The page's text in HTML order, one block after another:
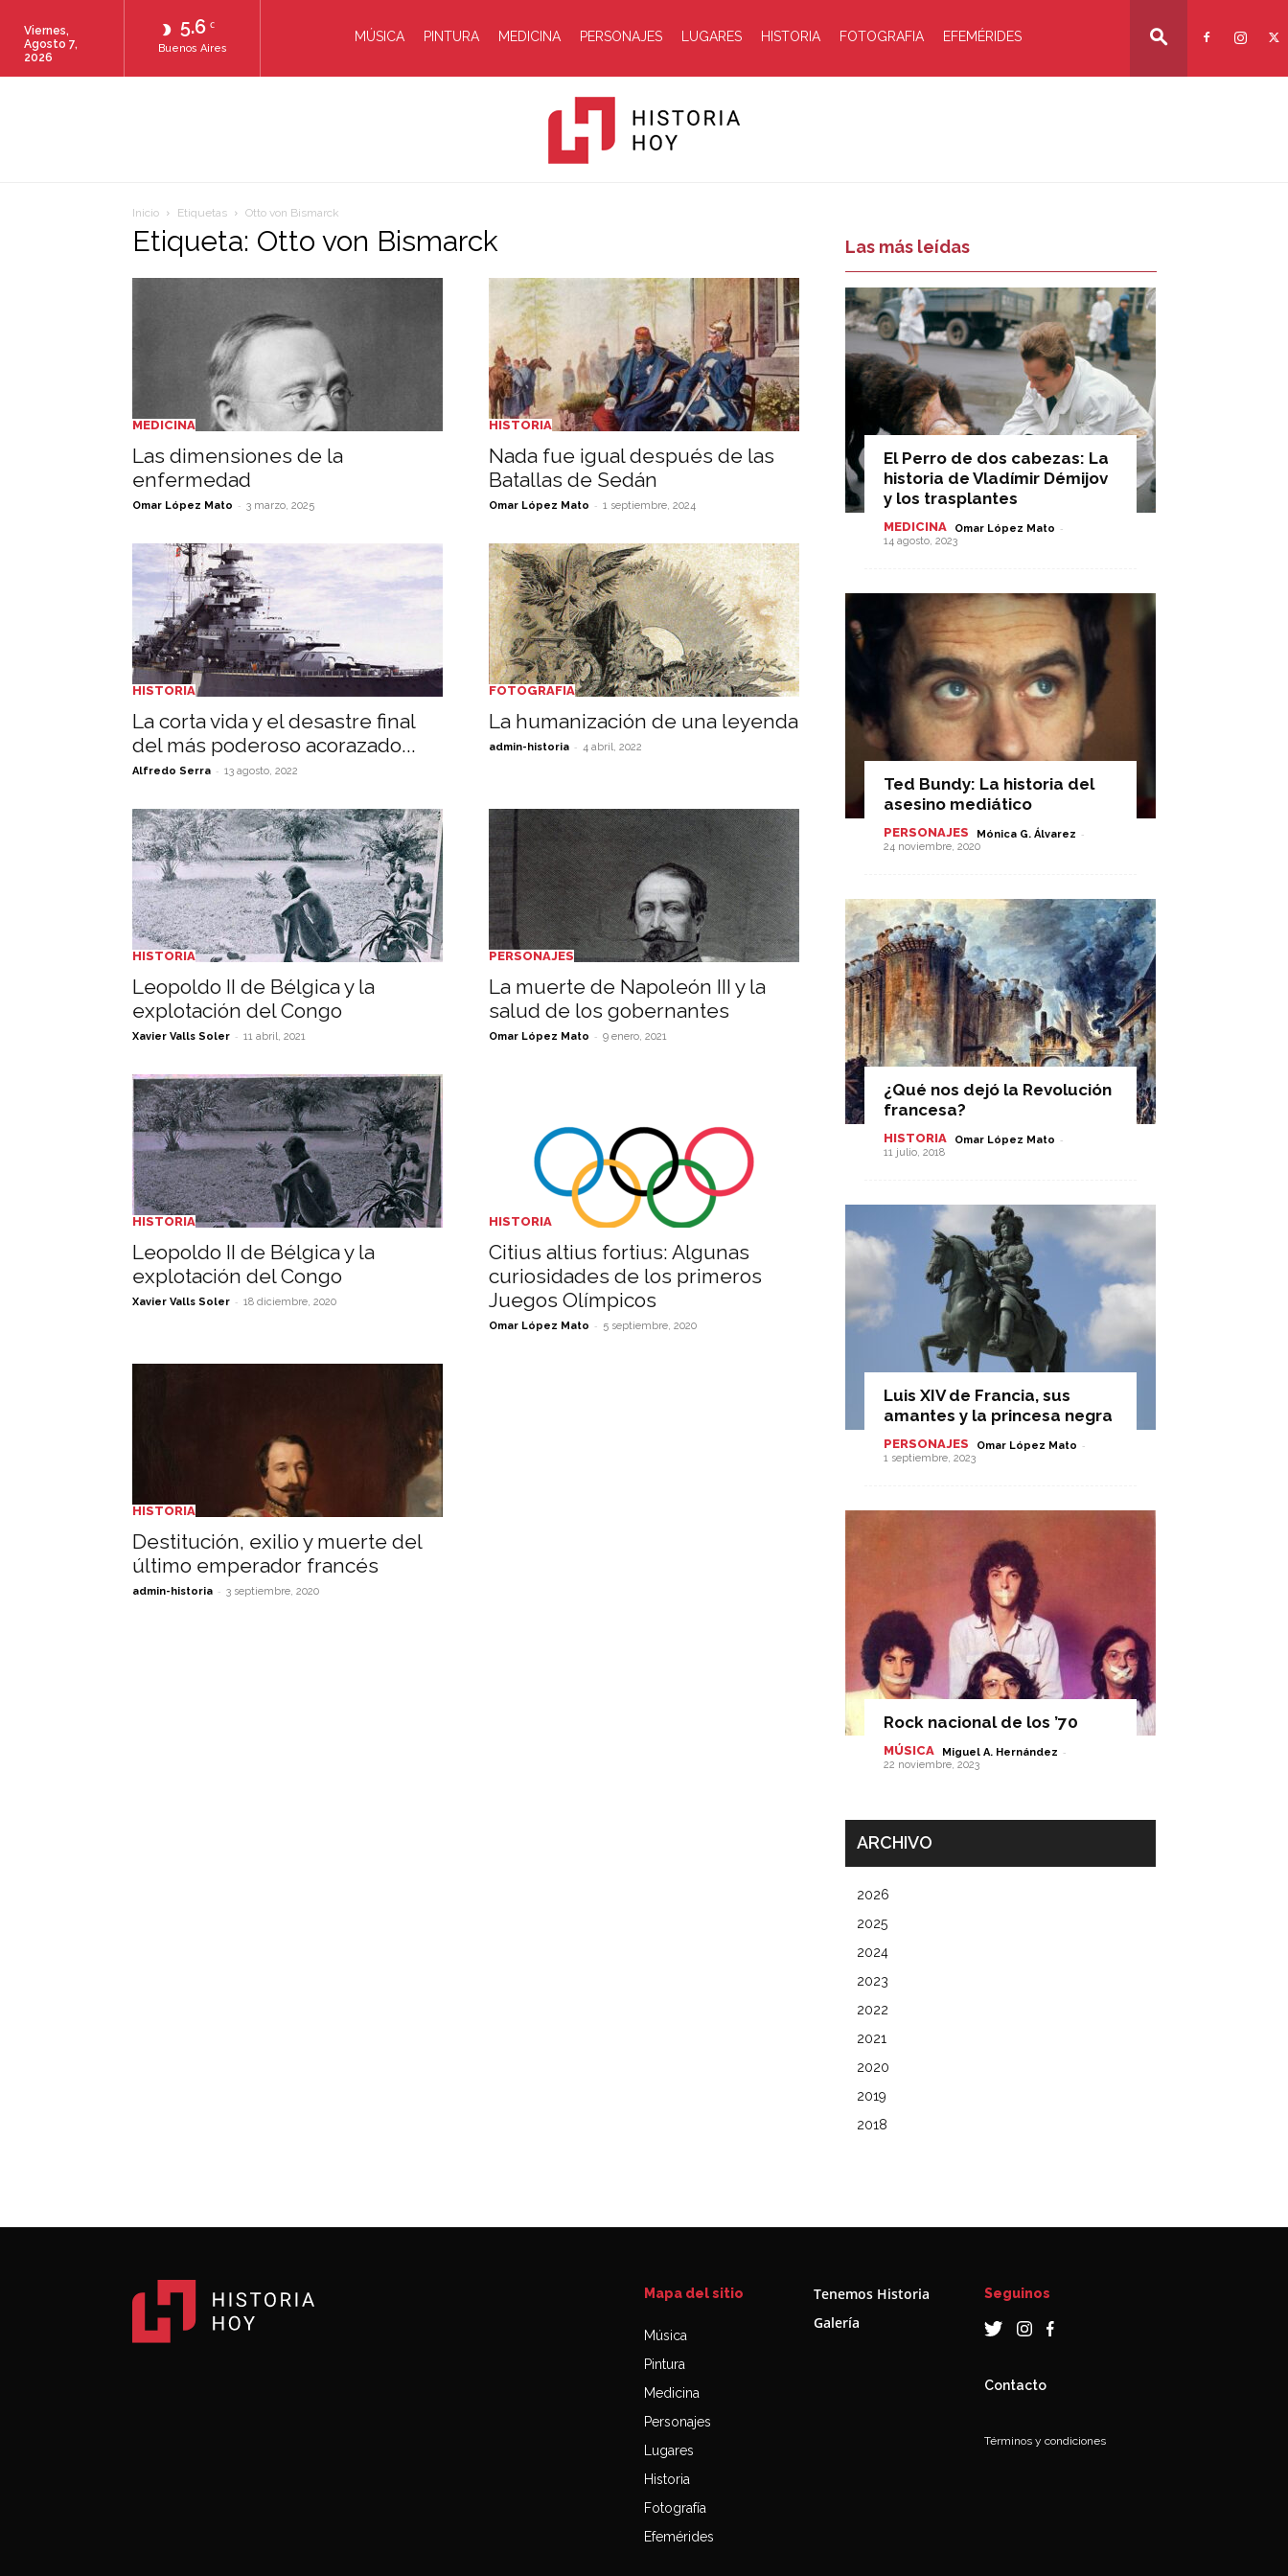
5.6 C
Buenos Aires
Viernes,
Agosto 7,
2026
MÚSICA PINTURA MEDICINA PERSONAJES LUGARES HISTORIA FOTOGRAFIA EFEMÉRIDES
Hoy
Inicio Etiquetas Otto von Bismarck
Etiqueta: Otto von Bismarck
MEDICINA
Las dimensiones de la
enfermedad
Omar López Mato - 3 marzo, 2025
HISTORIA
Nada fue igual después de las
Batallas de Sedán
Omar López Mato - 1 septiembre, 2024
HISTORIA
La corta vida y el desastre final
del más poderoso acorazado...
Alfredo Serra - 13 agosto, 2022
FOTOGRAFIA
La humanización de una leyenda
admin-historia - 4 abril, 2022
HISTORIA
Leopoldo II de Bélgica y la
explotación del Congo
Xavier Valls Soler - 11 abril, 2021
PERSONAJES
La muerte de Napoleón III y la
salud de los gobernantes
Omar López Mato - 9 enero, 2021
HISTORIA
Leopoldo II de Bélgica y la
explotación del Congo
Xavier Valls Soler - 18 diciembre, 2020
HISTORIA
Citius altius fortius: Algunas
curiosidades de los primeros
Juegos Olímpicos
Omar López Mato - 5 septiembre, 2020
HISTORIA
Destitución, exilio y muerte del
último emperador francés
admin-historia - 3 septiembre, 2020
Las más leídas
El Perro de dos cabezas: La
historia de Vladímir Démijov
y los trasplantes
MEDICINA Omar López Mato -
14 agosto, 2023
Ted Bundy: La historia del
asesino mediático
PERSONAJES Mónica G. Álvarez -
24 noviembre, 2020
¿Qué nos dejó la Revolución
francesa?
HISTORIA Omar López Mato -
11 julio, 2018
Luis XIV de Francia, sus
amantes y la princesa negra
PERSONAJES Omar López Mato -
1 septiembre, 2023
Rock nacional de los ’70
MÚSICA Miguel A. Hernández -
22 noviembre, 2023
ARCHIVO
2026
2025
2024
2023
2022
2021
2020
2019
2018
Mapa del sitio
Música
Pintura
Medicina
Personajes
Lugares
Historia
Fotografía
Efemérides
Tenemos Historia
Galería
Seguinos
Contacto
Términos y condiciones